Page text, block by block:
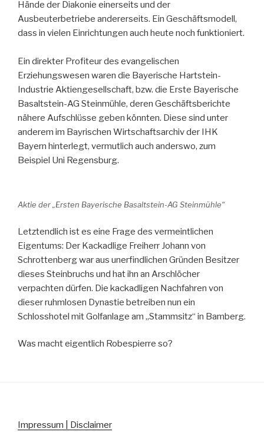
Hände der Diakonie einerseits und der
Ausbeuterbetriebe andererseits. Ein Geschäftsmodell,
dass in vielen Einrichtungen auch heute noch funktioniert.
Ein direkter Profiteur des evangelischen
Erziehungswesen waren die Bayerische Hartstein-
Industrie Aktiengesellschaft, bzw. die Erste Bayerische
Basaltstein-AG Steinmühle, deren Geschäftsberichte
nähere Aufschlüsse geben könnten. Diese sind unter
anderem im Bayrischen Wirtschaftsarchiv der IHK
Bayern hinterlegt, vermutlich auch anderswo, zum
Beispiel Uni Regensburg.
Aktie der „Ersten Bayerische Basaltstein-AG Steinmühle“
Letztendlich ist es eine Frage des vermeintlichen
Eigentums: Der Kackadlige Freiherr Johann von
Schrottenberg war aus unerfindlichen Gründen Besitzer
dieses Steinbruchs und hat ihn an Arschlöcher
verpachten dürfen. Die kackadligen Nachfahren von
dieser ruhmlosen Dynastie betreiben nun ein
Schlosshotel mit Golfanlage am „Stammsitz“ in Bamberg.
Was macht eigentlich Robespierre so?
Impressum | Disclaimer